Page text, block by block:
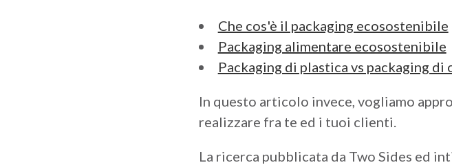
Che cos'è il packaging ecosostenibile
Packaging alimentare ecosostenibile
Packaging di plastica vs packaging di
In questo articolo invece, vogliamo
realizzare fra te ed i tuoi clienti.
La ricerca pubblicata da Two Sides ed